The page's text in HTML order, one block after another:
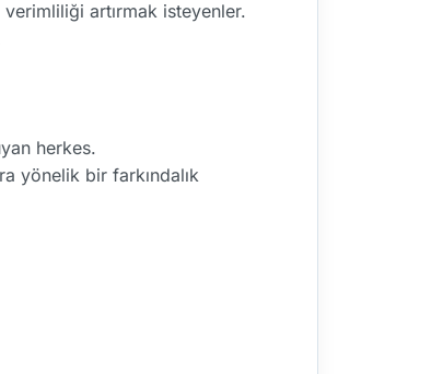
artırmak isteyenler.
herkes.
yönelik bir farkındalık